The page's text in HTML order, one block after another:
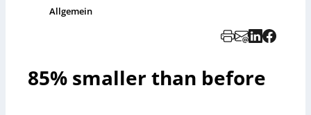
Allgemein
85% smaller than before